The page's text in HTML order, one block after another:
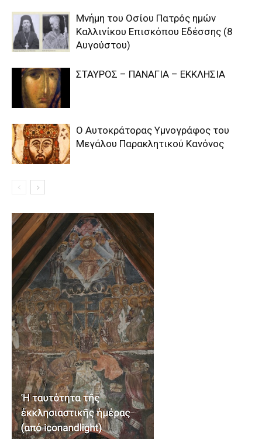
Μνήμη του Οσίου Πατρός ημών
Καλλινίκου Επισκόπου Εδέσσης (8
Αυγούστου)
ΣΤΑΥΡΟΣ – ΠΑΝΑΓΙΑ – ΕΚΚΛΗΣΙΑ
Ο Αυτοκράτορας Υμνογράφος του
Μεγάλου Παρακλητικού Κανόνος